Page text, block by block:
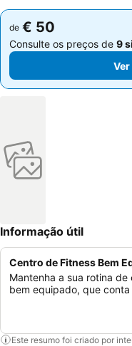
de € 50
Consulte os preços de 9
de € 50
Consulte os preços de 9
Informação útil
Centro de Fitness Bem
Mantenha a sua rotina
bem equipado, que
Este resumo foi criado por